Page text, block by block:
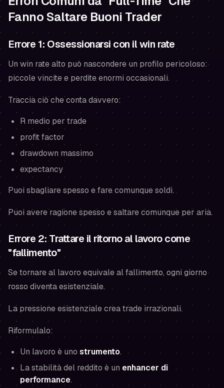
Fanno Saltare Buoni Trader
Errore 1: Ossessionarsi con il win rate
Un win rate alto può nascondere un profilo pericoloso:
piccole vincite e perdite enormi occasionali.
Traccia ciò che conta davvero:
R medio per trade
profit factor
drawdown massimo
expectancy
Puoi sbagliare spesso e fare comunque soldi.
Puoi avere ragione spesso e saltare comunque per aria.
Errore 2: Trattare il ritorno al lavoro come
"fallimento"
Se tornare al lavoro equivale al fallimento, ogni giorno
rosso diventa esistenziale.
La pressione esistenziale crea trade irrazionali.
Riformulalo:
Un lavoro è uno strumento.
La stabilità del reddito è un enhancer di
performance.